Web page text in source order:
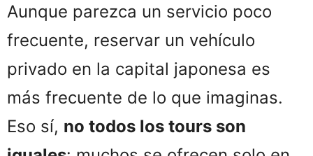
Aunque parezca un servicio poco
frecuente, reservar un vehículo
privado en la capital japonesa es
más frecuente de lo que imaginas.
Eso sí, no todos los tours son